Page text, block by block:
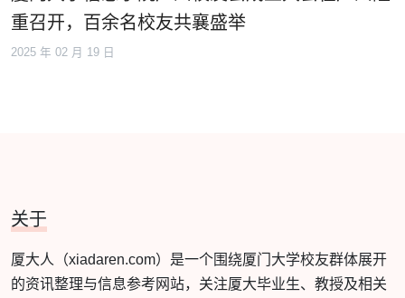
重召开，百余名校友共襄盛举
2025 年 02 月 19 日
关于
厦大人（xiadaren.com）是一个围绕厦门大学校友群体展开
的资讯整理与信息参考网站，关注厦大毕业生、教授及相关